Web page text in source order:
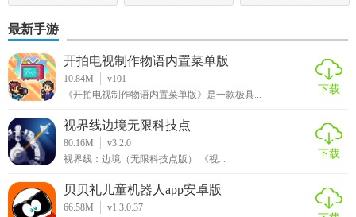
最新手游
开拍电视制作物语内置菜单版
10.84M
v101
《开拍电视制作物语内置菜单版》是一款极具...
下载
视界线边境无限科技点
80.16M
v3.2.0
视界线：边境（无限科技点版） 《视...
下载
贝贝礼儿童机器人app安卓版
66.58M
v1.3.0.37